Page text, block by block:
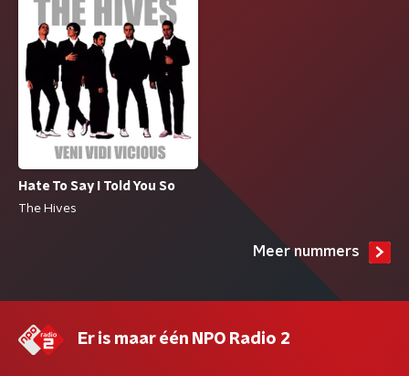
Hate To Say I Told You So
The Hives
Meer nummers
Er is maar één NPO Radio 2